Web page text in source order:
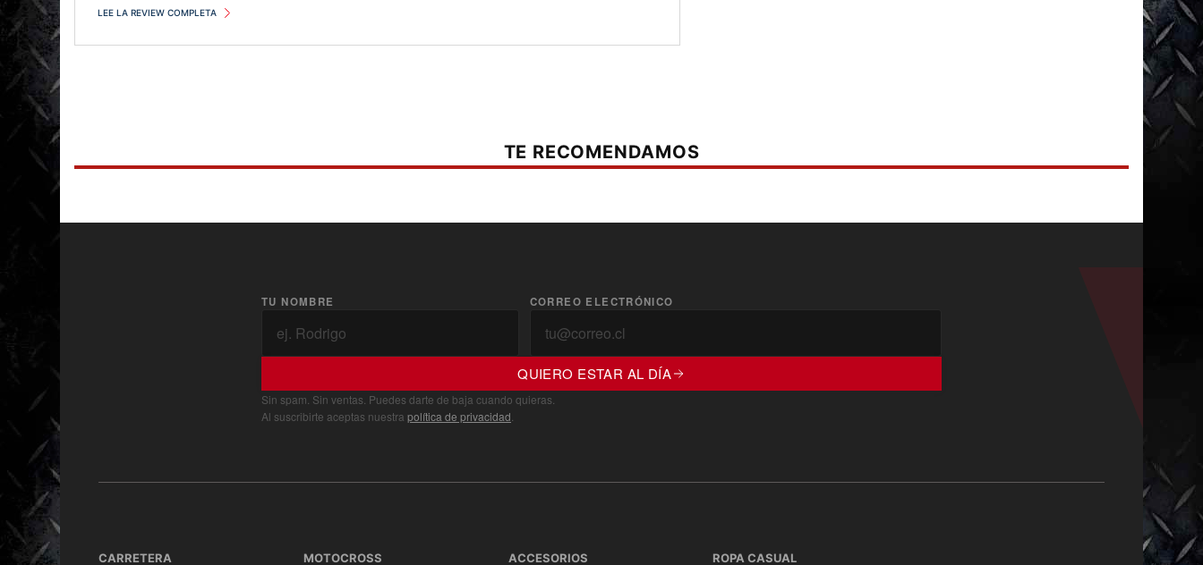
LEE LA REVIEW COMPLETA
TE RECOMENDAMOS
TU NOMBRE CORREO ELECTRÓNICO
QUIERO ESTAR AL DÍA
Sin spam. Sin ventas. Puedes darte de baja cuando quieras.
Al suscribirte aceptas nuestra política de privacidad
CARRETERA MOTOCROSS ACCESORIOS ROPA CASUAL